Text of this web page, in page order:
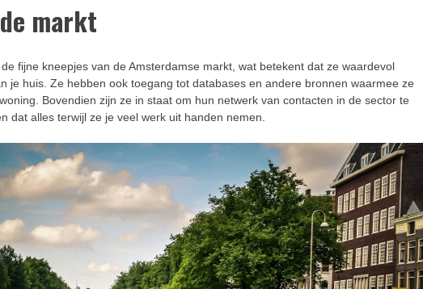
markt
fijne kneepjes van de Amsterdamse markt, wat betekent dat ze waardevol
je huis. Ze hebben ook toegang tot databases en andere bronnen waarmee ze
Bovendien zijn ze in staat om hun netwerk van contacten in de sector te
dat alles terwijl ze je veel werk uit handen nemen.